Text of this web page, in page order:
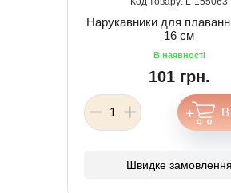
Нарукавники для
16 см
101 грн.
Швидке замовлення